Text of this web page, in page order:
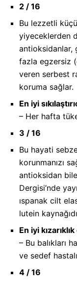
2 / 16
Bu lezzetli
yiyeceklerden
antioksidanlar,
fazla egzersiz
veren serbest
koruma sağlar.
En iyi
– Her hafta
3 / 16
Bu hayati
korunmanızı
antioksidan
Dergisi’nde
ıspanak cilt
lutein
En iyi
– Bu balıkları
ve sedef
4 / 16